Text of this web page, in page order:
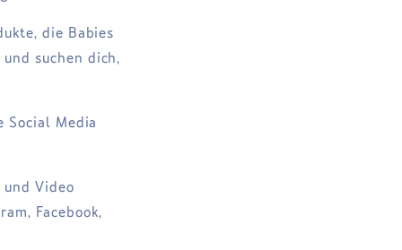
die Babies
suchen dich,
Media
Video
Facebook,